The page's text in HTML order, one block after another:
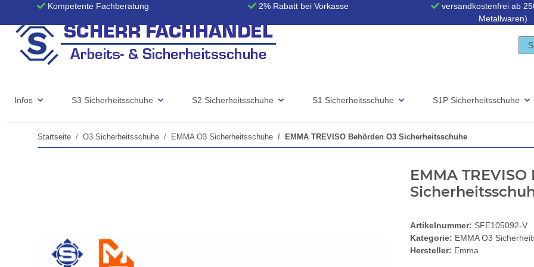
Kompetente Fachberatung 2% Rabatt bei Vorkasse
versandkostenfrei ab
Metallwaren)
Infos S3 Sicherheitsschuhe S2 Sicherheitsschuhe S1 Sicherheitsschuhe S1P Sicherheitsschuhe
Startseite O3 Sicherheitsschuhe EMMA O3 Sicherheitsschuhe EMMA TREVISO Behörden O3 Sicherheitsschuhe
EMMA
Artikelnummer: SFE105092-V
Kategorie: EMMA O3
Hersteller: Emma